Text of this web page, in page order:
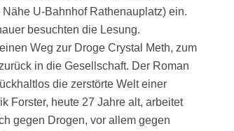
U-Bahnhof Rathenauplatz) ein.
besuchten die Lesung.
Weg zur Droge Crystal Meth, zum
in die Gesellschaft. Der Roman
die zerstörte Welt einer
Forster, heute 27 Jahre alt, arbeitet
gegen Drogen, vor allem gegen